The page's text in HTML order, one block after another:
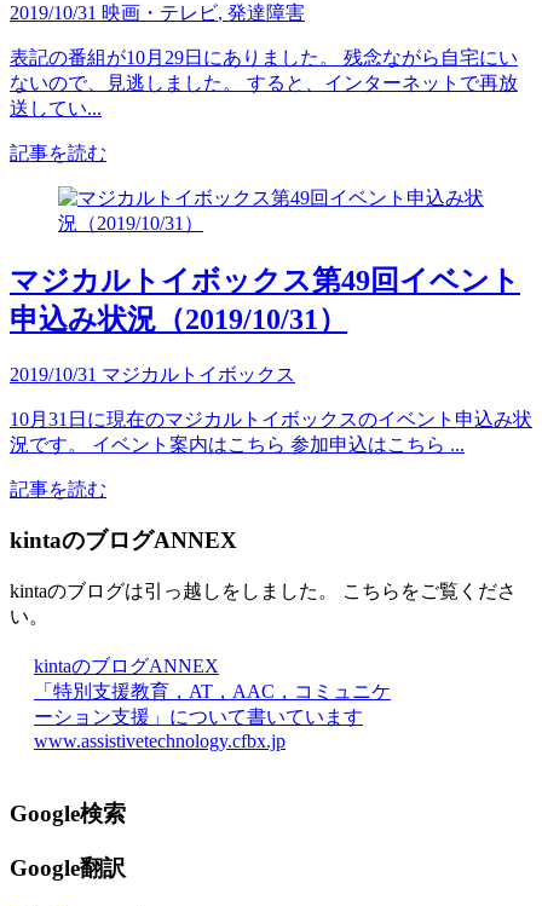
2019/10/31 映画・テレビ, 発達障害
表記の番組が10月29日にありました。 残念ながら自宅にい
ないので、見逃しました。 すると、インターネットで再放
送してい...
記事を読む
マジカルトイボックス第49回イベント
申込み状況（2019/10/31）
2019/10/31 マジカルトイボックス
10月31日に現在のマジカルトイボックスのイベント申込み状
況です。 イベント案内はこちら 参加申込はこちら ...
記事を読む
kintaのブログANNEX
kintaのブログは引っ越しをしました。 こちらをご覧くださ
い。
kintaのブログANNEX
「特別支援教育，AT，AAC，コミュニケ
ーション支援」について書いています
www.assistivetechnology.cfbx.jp
Google検索
Google翻訳